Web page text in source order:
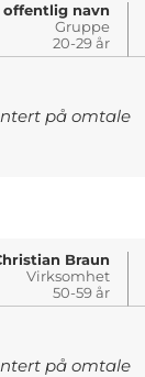
offentlig navn
Gruppe
20-29 år
på omtale
Braun
Virksomhet
50-59 år
på omtale